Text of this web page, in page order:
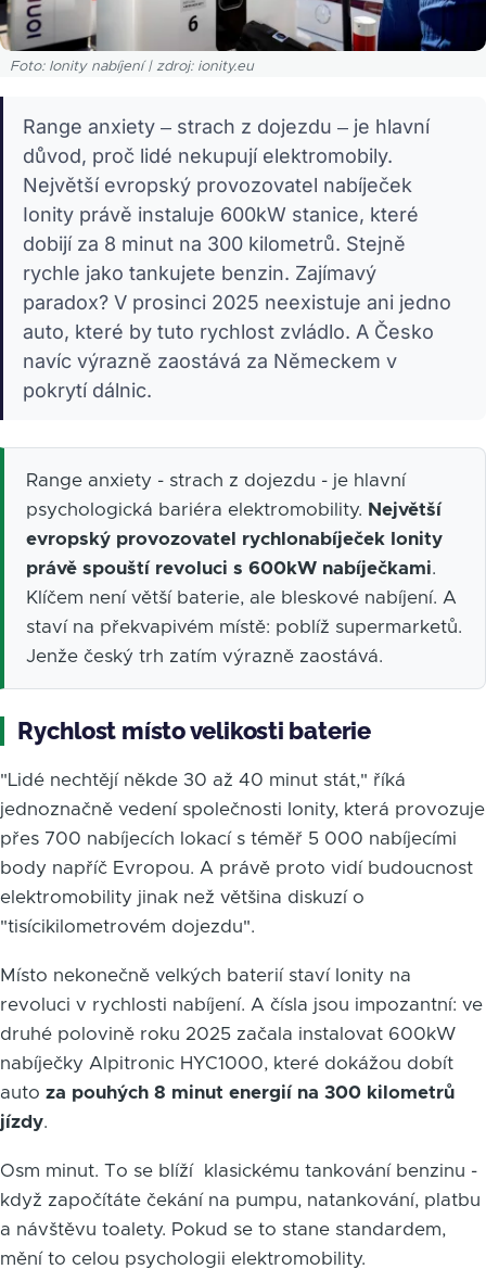
Foto: Ionity nabíjení | zdroj: ionity.eu
Range anxiety – strach z dojezdu – je hlavní
důvod, proč lidé nekupují elektromobily.
Největší evropský provozovatel nabíječek
Ionity právě instaluje 600kW stanice, které
dobijí za 8 minut na 300 kilometrů. Stejně
rychle jako tankujete benzin. Zajímavý
paradox? V prosinci 2025 neexistuje ani jedno
auto, které by tuto rychlost zvládlo. A Česko
navíc výrazně zaostává za Německem v
pokrytí dálnic.
Range anxiety - strach z dojezdu - je hlavní
psychologická bariéra elektromobility. Největší
evropský provozovatel rychlonabíječek Ionity
právě spouští revoluci s 600kW nabíječkami.
Klíčem není větší baterie, ale bleskové nabíjení. A
staví na překvapivém místě: poblíž supermarketů.
Jenže český trh zatím výrazně zaostává.
Rychlost místo velikosti baterie
"Lidé nechtějí někde 30 až 40 minut stát," říká
jednoznačně vedení společnosti Ionity, která provozuje
přes 700 nabíjecích lokací s téměř 5 000 nabíjecími
body napříč Evropou. A právě proto vidí budoucnost
elektromobility jinak než většina diskuzí o
"tisícikilometrovém dojezdu".
Místo nekonečně velkých baterií staví Ionity na
revoluci v rychlosti nabíjení. A čísla jsou impozantní: ve
druhé polovině roku 2025 začala instalovat 600kW
nabíječky Alpitronic HYC1000, které dokážou dobít
auto za pouhých 8 minut energií na 300 kilometrů
jízdy.
Osm minut. To se blíží klasickému tankování benzinu -
když započítáte čekání na pumpu, natankování, platbu
a návštěvu toalety. Pokud se to stane standardem,
mění to celou psychologii elektromobility.